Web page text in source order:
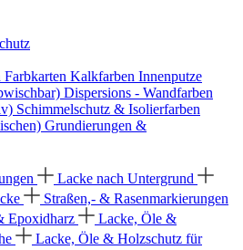
Farbkarten Kalkfarben Innenputze
Dispersions - Wandfarben
Schimmelschutz & Isolierfarben
Grundierungen &
Lacke nach Untergrund
Straßen,- & Rasenmarkierungen
Epoxidharz
Lacke, Öle &
Lacke, Öle & Holzschutz für